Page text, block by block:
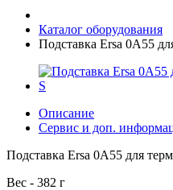
Каталог оборудования
Подставка Ersa 0A55
Описание
Сервис и доп.
Подставка Ersa 0A55 для
Вес - 382 г